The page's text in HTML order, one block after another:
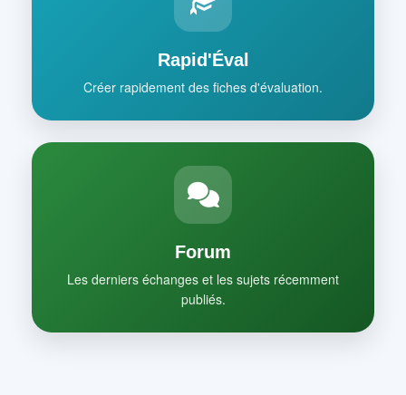
Rapid'Éval
Créer rapidement des fiches d'évaluation.
Forum
Les derniers échanges et les sujets récemment
publiés.